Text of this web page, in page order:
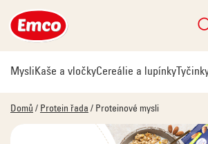
na
obsah
MysliKaše a vločkyCereálie a lupínky
Domů / Protein řada / Proteinové mysli